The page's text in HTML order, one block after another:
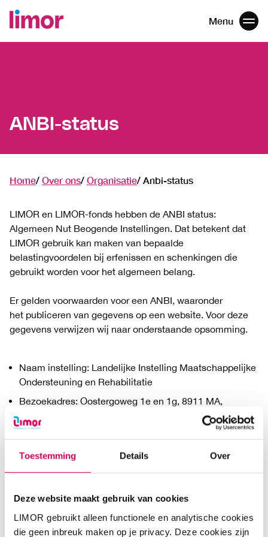
Toestemming Details Over
Deze website maakt gebruik van cookies
LIMOR gebruikt alleen functionele en analytische cookies
die geen inbreuk maken op je privacy. Deze cookies zijn
Navigatie
overslaan
Menu
ANBI-status
Home Over ons Organisatie Anbi-status
LIMOR en LIMOR-fonds hebben de ANBI status:
Algemeen Nut Beogende Instellingen. Dat betekent dat
LIMOR gebruik kan maken van bepaalde
belastingvoordelen bij erfenissen en schenkingen die
gebruikt worden voor het algemeen belang.
Er gelden voorwaarden voor een ANBI, waaronder
het publiceren van gegevens op een website. Voor deze
gegevens verwijzen wij naar onderstaande opsomming.
Naam instelling: Landelijke Instelling Maatschappelijke
Ondersteuning en Rehabilitatie
Bezoekadres: Oostergoweg 1e en 1g, 8911 MA,
Maatschappelijke Ondersteuning en Rehabilitatie)
organisaties en instellingen die zich bezighouden met
Doelstelling LIMOR: Maatschappelijke opvang met